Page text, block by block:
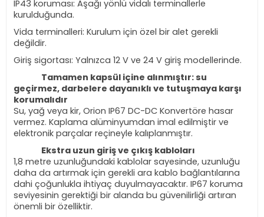
IP43 koruması: Aşağı yönlü vidalı terminallerle
kurulduğunda.
Vida terminalleri: Kurulum için özel bir alet gerekli
değildir.
Giriş sigortası: Yalnızca 12 V ve 24 V giriş modellerinde.
Tamamen kapsül içine alınmıştır: su
geçirmez, darbelere dayanıklı ve tutuşmaya karşı
korumalıdır
Su, yağ veya kir, Orion IP67 DC-DC Konvertöre hasar
vermez. Kaplama alüminyumdan imal edilmiştir ve
elektronik parçalar reçineyle kalıplanmıştır.
Ekstra uzun giriş ve çıkış kabloları
1,8 metre uzunluğundaki kablolar sayesinde, uzunluğu
daha da artırmak için gerekli ara kablo bağlantılarına
dahi çoğunlukla ihtiyaç duyulmayacaktır. IP67 koruma
seviyesinin gerektiği bir alanda bu güvenilirliği artıran
önemli bir özelliktir.